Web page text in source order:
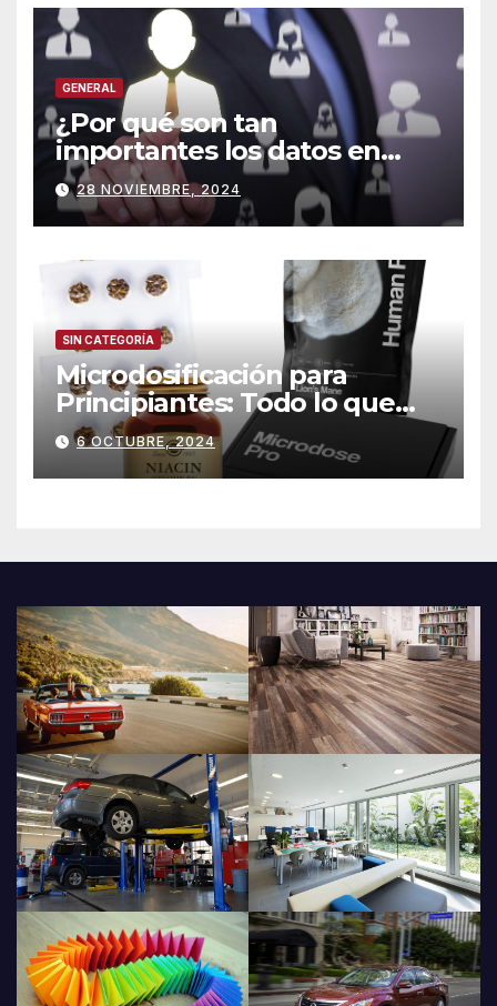
GENERAL
¿Por qué son tan
importantes los datos en
People Analytics?
28 NOVIEMBRE, 2024
SIN CATEGORÍA
Microdosificación para
Principiantes: Todo lo que
Necesitas Saber
6 OCTUBRE, 2024